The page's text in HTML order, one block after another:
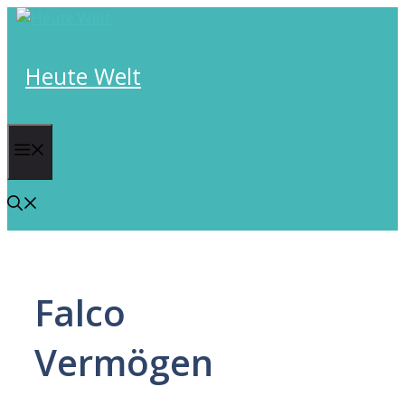
Skip
Heute Welt
Falco
Vermögen